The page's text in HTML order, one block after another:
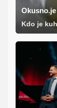
Okusno.je
Kdo je